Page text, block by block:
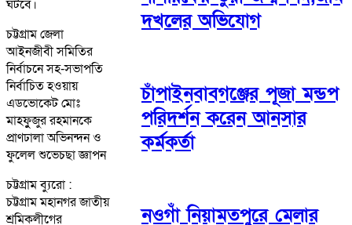
ঘটবে।
চট্টগ্রাম জেলা
আইনজীবী সমিতির
নির্বাচনে সহ-সভাপতি
নির্বাচিত হওয়ায়
এডভোকেট মোঃ
মাহফুুজুর রহমানকে
প্রাণঢালা অভিনন্দন ও
ফুলেল শুভেচছা জ্ঞাপন
চট্টগ্রাম ব্যুরো :
চট্টগ্রাম মহানগর জাতীয়
শ্রমিকলীগের
দখলের অভিযোগ
চাঁপাইনবাবগঞ্জের পূজা মন্ডপ
পরিদর্শন করেন আনসার
কর্মকর্তা
নওগাঁ নিয়ামতপুরে মেলার